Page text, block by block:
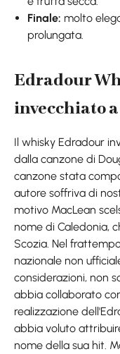
Finale: molto
prolungata.
Edradour
invecchiato
Il whisky Edradour
dalla canzone di
canzone stata
autore soffriva di
motivo MacLean
nome di Caledonia,
Scozia. Nel
nazionale non
considerazioni, non
abbia collaborato
realizzazione
abbia voluto
nome della sua hit.